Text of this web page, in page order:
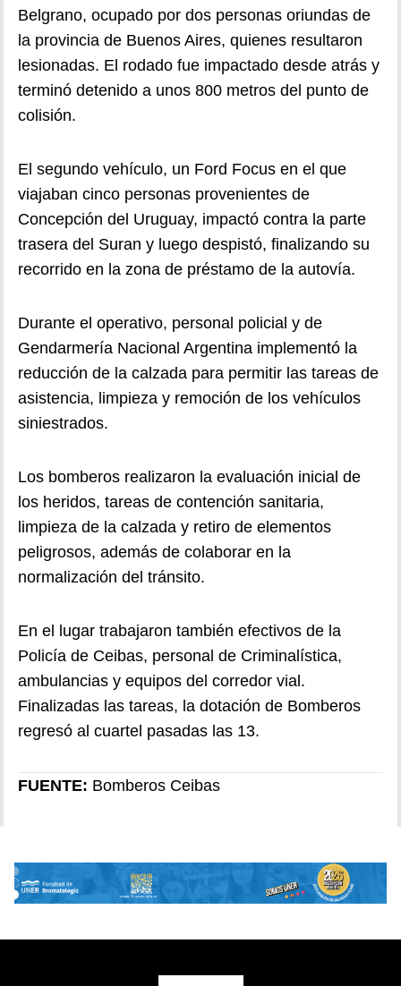
Belgrano, ocupado por dos personas oriundas de
la provincia de Buenos Aires, quienes resultaron
lesionadas. El rodado fue impactado desde atrás y
terminó detenido a unos 800 metros del punto de
colisión.
El segundo vehículo, un Ford Focus en el que
viajaban cinco personas provenientes de
Concepción del Uruguay, impactó contra la parte
trasera del Suran y luego despistó, finalizando su
recorrido en la zona de préstamo de la autovía.
Durante el operativo, personal policial y de
Gendarmería Nacional Argentina implementó la
reducción de la calzada para permitir las tareas de
asistencia, limpieza y remoción de los vehículos
siniestrados.
Los bomberos realizaron la evaluación inicial de
los heridos, tareas de contención sanitaria,
limpieza de la calzada y retiro de elementos
peligrosos, además de colaborar en la
normalización del tránsito.
En el lugar trabajaron también efectivos de la
Policía de Ceibas, personal de Criminalística,
ambulancias y equipos del corredor vial.
Finalizadas las tareas, la dotación de Bomberos
regresó al cuartel pasadas las 13.
FUENTE: Bomberos Ceibas